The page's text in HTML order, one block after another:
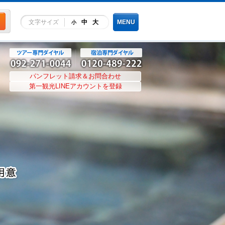
文字サイズ 小 中 大 MENU
パンフレット請求＆お問合わせ
第一観光LINEアカウントを登録